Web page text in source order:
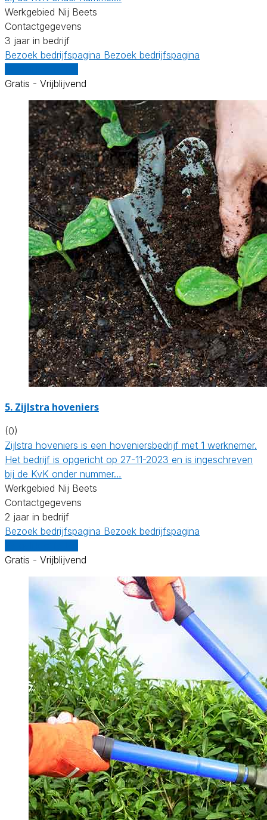
Werkgebied Nij Beets
Contactgegevens
3 jaar in bedrijf
Bezoek bedrijfspagina Bezoek bedrijfspagina
Gratis - Vrijblijvend
5. Zijlstra hoveniers
(0)
Zijlstra hoveniers is een hoveniersbedrijf met 1 werknemer.
Het bedrijf is opgericht op 27-11-2023 en is ingeschreven
bij de KvK onder nummer…
Werkgebied Nij Beets
Contactgegevens
2 jaar in bedrijf
Bezoek bedrijfspagina Bezoek bedrijfspagina
Gratis - Vrijblijvend